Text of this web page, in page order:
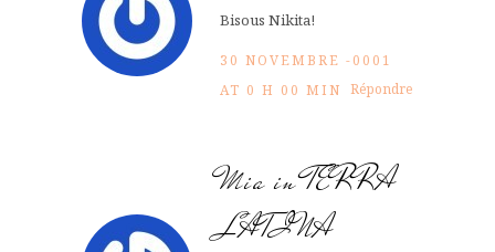
Bisous Nikita!
30 NOVEMBRE -0001
AT 0 H 00 MIN Répondre
Mia in TERRA
LATINA